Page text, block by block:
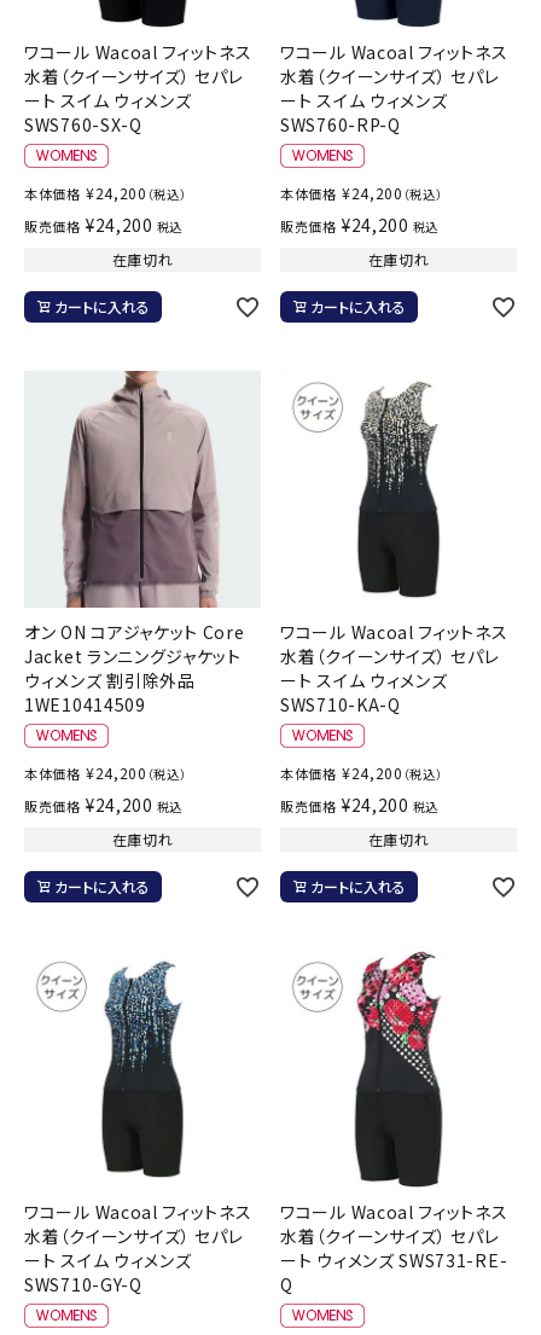
ワコール Wacoal フィットネス
水着（クイーンサイズ） セパレ
ート スイム ウィメンズ
SWS760-SX-Q
本体価格 ¥24,200 （税込）
販売価格 ¥24,200 税込
在庫切れ
カートに入れる
ワコール Wacoal フィットネス
水着（クイーンサイズ） セパレ
ート スイム ウィメンズ
SWS760-RP-Q
本体価格 ¥24,200 （税込）
販売価格 ¥24,200 税込
在庫切れ
カートに入れる
オン ON コアジャケット Core
Jacket ランニングジャケット
ウィメンズ 割引除外品
1WE10414509
本体価格 ¥24,200 （税込）
販売価格 ¥24,200 税込
在庫切れ
カートに入れる
ワコール Wacoal フィットネス
水着（クイーンサイズ） セパレ
ート スイム ウィメンズ
SWS710-KA-Q
本体価格 ¥24,200 （税込）
販売価格 ¥24,200 税込
在庫切れ
カートに入れる
ワコール Wacoal フィットネス
水着（クイーンサイズ） セパレ
ート スイム ウィメンズ
SWS710-GY-Q
ワコール Wacoal フィットネス
水着（クイーンサイズ） セパレ
ート ウィメンズ SWS731-RE-
Q